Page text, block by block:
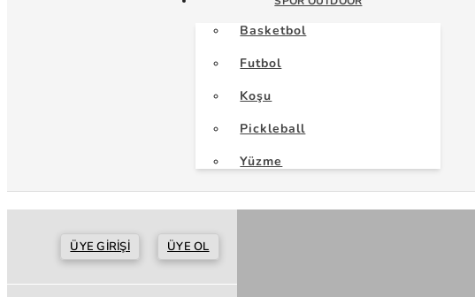
Basketbol
Futbol
Koşu
Pickleball
Yüzme
ÜYE GIRIŞI ÜYE OL